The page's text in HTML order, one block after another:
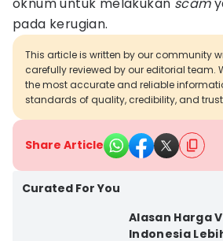
pada kerugian.
This article is written by our community
carefully reviewed by our editorial team.
the most accurate and reliable
standards of quality, credibility, and
Share Article
Curated For You
Alasan Harga
Indonesia